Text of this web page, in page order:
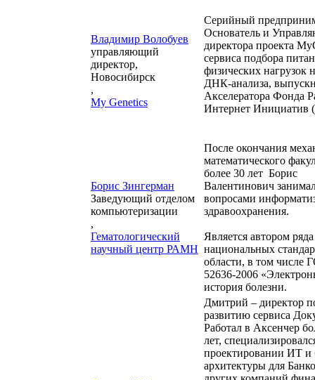
Владимир Волобуев
управляющий
директор,
Новосибирск
,
My Genetics
Серийный
Основатель и
директора проекта
сервиса подбора
физических нагрузок
ДНК-анализа,
Акселератора Фонда
Интернет
Борис Зингерман
Заведующий отделом
компьютеризации
,
Гематологический
научный центр РАМН
После окончания
математического
более 30 лет Борис
Валентинович
вопросами
здравоохранения.
Является автором ряда
национальных
области, в том числе
52636-2006
история болезни.
Дмитрий – директор
развитию сервиса
Работал в Аксенчер
лет,
проектировании ИТ и
архитектуры для